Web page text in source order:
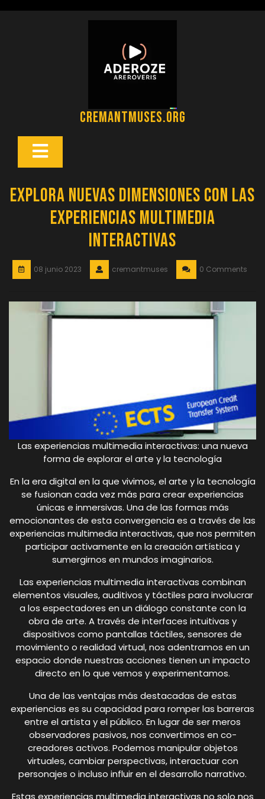
cremantmuses.org
Botón
Explora nuevas dimensiones con las
experiencias multimedia
interactivas
08 junio 2023 cremantmuses 0 Comments
Las experiencias multimedia interactivas: una nueva
forma de explorar el arte y la tecnología
En la era digital en la que vivimos, el arte y la tecnología
se fusionan cada vez más para crear experiencias
únicas e inmersivas. Una de las formas más
emocionantes de esta convergencia es a través de las
experiencias multimedia interactivas, que nos permiten
participar activamente en la creación artística y
sumergirnos en mundos imaginarios.
Las experiencias multimedia interactivas combinan
elementos visuales, auditivos y táctiles para involucrar
a los espectadores en un diálogo constante con la
obra de arte. A través de interfaces intuitivas y
dispositivos como pantallas táctiles, sensores de
movimiento o realidad virtual, nos adentramos en un
espacio donde nuestras acciones tienen un impacto
directo en lo que vemos y experimentamos.
Una de las ventajas más destacadas de estas
experiencias es su capacidad para romper las barreras
entre el artista y el público. En lugar de ser meros
observadores pasivos, nos convertimos en co-
creadores activos. Podemos manipular objetos
virtuales, cambiar perspectivas, interactuar con
personajes o incluso influir en el desarrollo narrativo.
Estas experiencias multimedia interactivas no solo nos